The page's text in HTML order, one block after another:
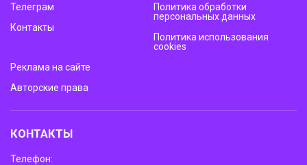
Телеграм
Контакты
Политика обработки
персональных данных
Политика использования
cookies
Реклама на сайте
Авторские права
КОНТАКТЫ
Телефон: